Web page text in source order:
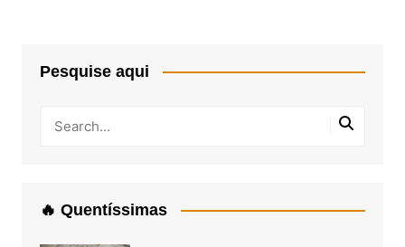
Pesquise aqui
🔥 Quentíssimas